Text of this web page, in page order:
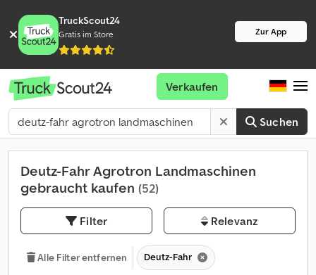
TruckScout24
Gratis im Store Zur App
Suchen
Verkaufen
Deutz-Fahr Agrotron Landmaschinen
gebraucht kaufen (52)
Filter Relevanz
Alle Filter entfernen Deutz-Fahr